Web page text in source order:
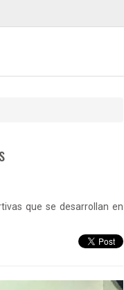
que se desarrollan en